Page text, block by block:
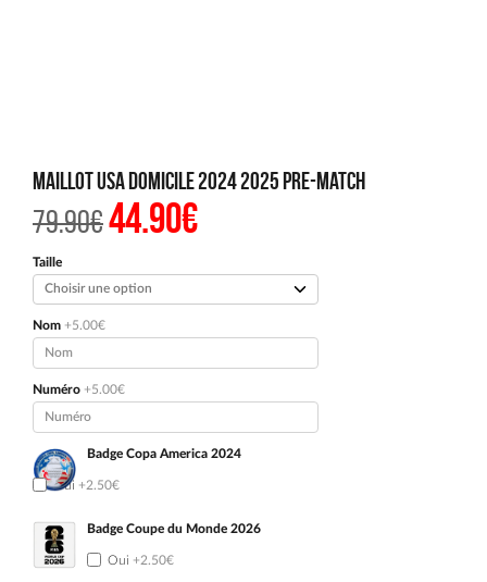
Maillot USA Domicile 2024 2025 Pre-Match
79.90€Le
prix
était :
79.90€.
44.90€Le
prix
est :
44.90€.
Taille
Nom +5.00€
Numéro +5.00€
Badge Copa America 2024
Oui +2.50€
Badge Coupe du Monde 2026
Oui +2.50€